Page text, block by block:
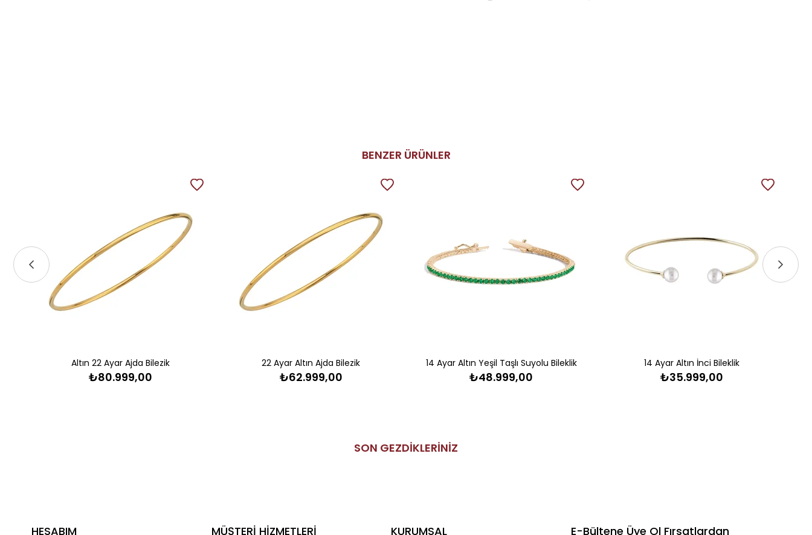
BENZER ÜRÜNLER
Altın 22 Ayar Ajda Bilezik
₺80.999,00
22 Ayar Altın Ajda Bilezik
₺62.999,00
14 Ayar Altın Yeşil Taşlı Suyolu Bileklik
₺48.999,00
14 Ayar Altın İnci Bileklik
₺35.999,00
SON GEZDİKLERİNİZ
HESABIM MÜŞTERİ HİZMETLERİ KURUMSAL E-Bültene Üye Ol Fırsatlardan